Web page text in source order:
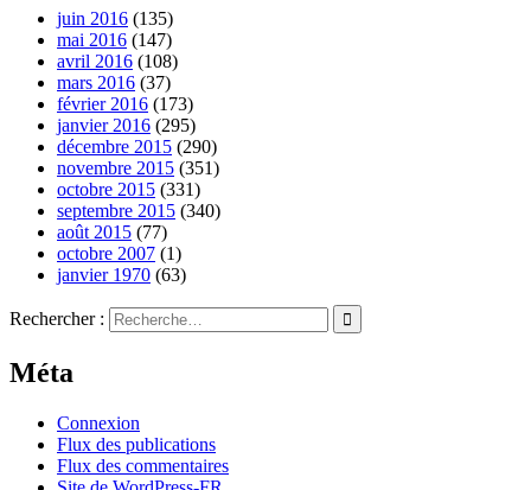
juin 2016 (135)
mai 2016 (147)
avril 2016 (108)
mars 2016 (37)
février 2016 (173)
janvier 2016 (295)
décembre 2015 (290)
novembre 2015 (351)
octobre 2015 (331)
septembre 2015 (340)
août 2015 (77)
octobre 2007 (1)
janvier 1970 (63)
Rechercher :
Méta
Connexion
Flux des publications
Flux des commentaires